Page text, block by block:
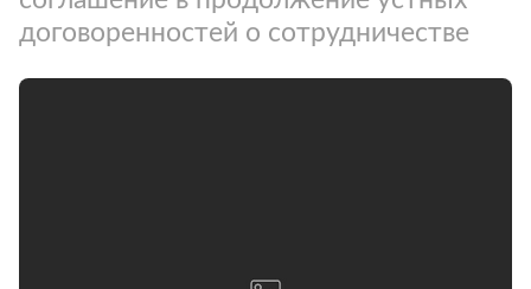
договоренностей о сотрудничестве